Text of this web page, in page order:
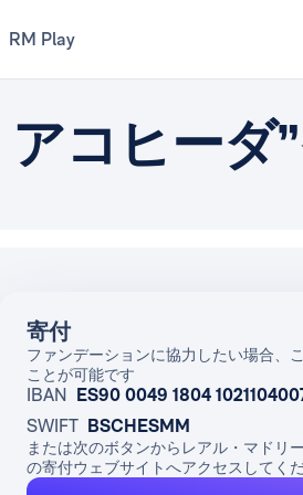
RM Play
コヒーダ
寄付
ファンデーションに協力したい場合、
ことが可能です
IBAN ES90 0049 1804
SWIFT BSCHESMM
または次のボタンからレアル・マドリ
の寄付ウェブサイトへアクセスしてく